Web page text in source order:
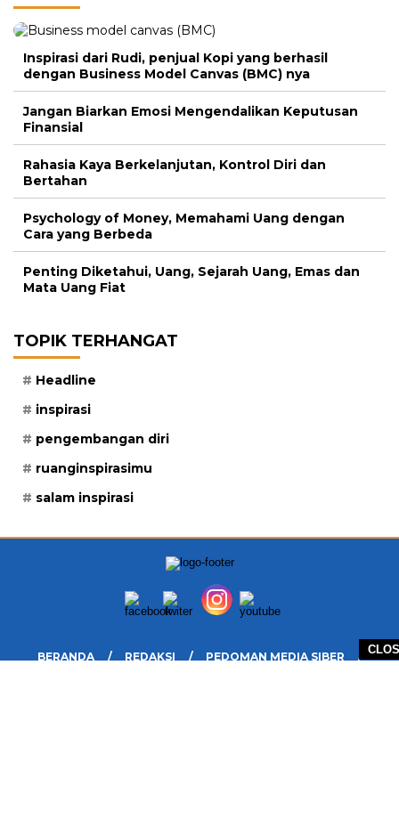
Inspirasi dari Rudi, penjual Kopi yang berhasil
dengan Business Model Canvas (BMC) nya
Jangan Biarkan Emosi Mengendalikan Keputusan
Finansial
Rahasia Kaya Berkelanjutan, Kontrol Diri dan
Bertahan
Psychology of Money, Memahami Uang dengan
Cara yang Berbeda
Penting Diketahui, Uang, Sejarah Uang, Emas dan
Mata Uang Fiat
TOPIK TERHANGAT
Headline
inspirasi
pengembangan diri
ruanginspirasimu
salam inspirasi
BERANDA REDAKSI
PEDOMAN MEDIA SIBER